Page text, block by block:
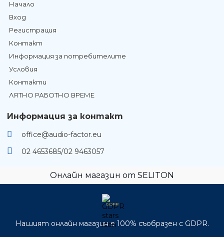
Начало
Вход
Регистрация
Контакт
Информация за потребителите
Условия
Контакти
ЛЯТНО РАБОТНО ВРЕМЕ
Информация за контакт
office@audio-factor.eu
02 4653685/02 9463057
Онлайн магазин от SELITON
GDPR
Нашият онлайн магазин е 100% съобразен с GDPR.